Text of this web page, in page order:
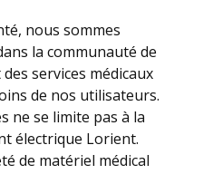
nous sommes
la communauté de
services médicaux
de nos utilisateurs.
ne se limite pas à la
électrique Lorient.
de matériel médical